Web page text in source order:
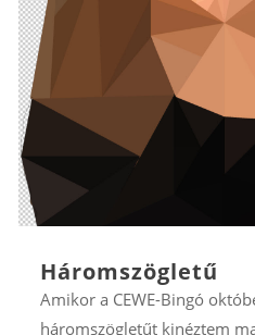
Háromszögletű
Amikor a CEWE-Bingó
háromszögletűt kinéztem